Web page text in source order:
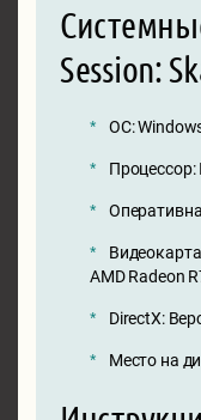
Session:
ОС:
Процессор:
AMD Radeon
DirectX:
Место на